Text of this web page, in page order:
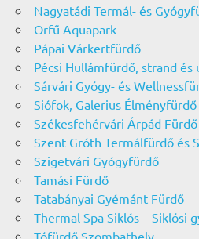
Nagyatádi Termál- és
Orfű Aquapark
Pápai Várkertfürdő
Pécsi Hullámfürdő, strand és
Sárvári Gyógy- és
Siófok, Galerius
Székesfehérvári Árpád Fürdő
Szent Gróth Termálfürdő és
Szigetvári Gyógyfürdő
Tamási Fürdő
Tatabányai Gyémánt Fürdő
Thermal Spa Siklós – Siklósi
Tófürdő Szombathely